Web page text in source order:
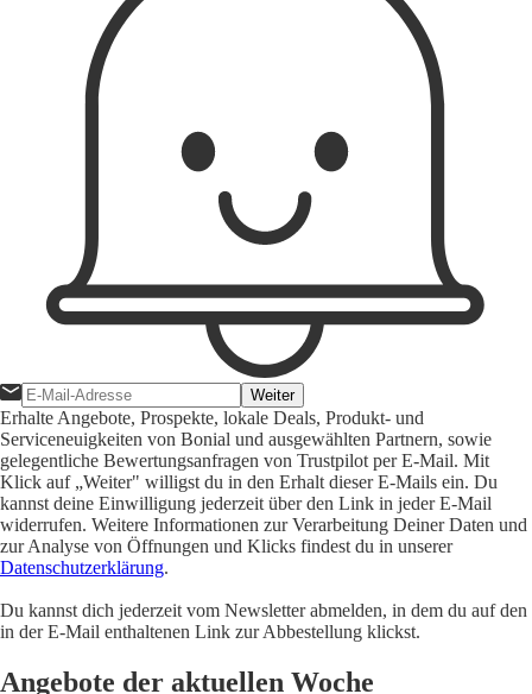
Weiter
Erhalte Angebote, Prospekte, lokale Deals, Produkt- und
Serviceneuigkeiten von Bonial und ausgewählten Partnern, sowie
gelegentliche Bewertungsanfragen von Trustpilot per E-Mail. Mit
Klick auf „Weiter" willigst du in den Erhalt dieser E-Mails ein. Du
kannst deine Einwilligung jederzeit über den Link in jeder E-Mail
widerrufen. Weitere Informationen zur Verarbeitung Deiner Daten und
zur Analyse von Öffnungen und Klicks findest du in unserer
Datenschutzerklärung.
Du kannst dich jederzeit vom Newsletter abmelden, in dem du auf den
in der E-Mail enthaltenen Link zur Abbestellung klickst.
Angebote der aktuellen Woche